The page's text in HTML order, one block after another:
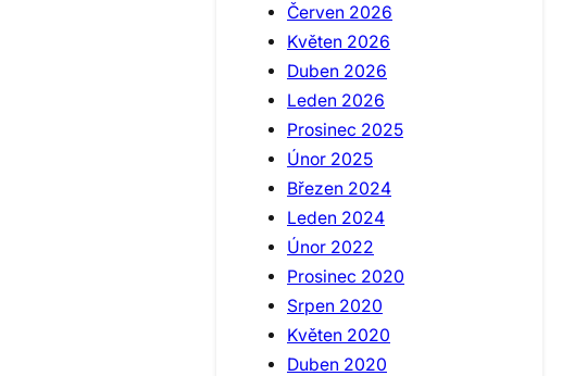
Červen 2026
Květen 2026
Duben 2026
Leden 2026
Prosinec 2025
Únor 2025
Březen 2024
Leden 2024
Únor 2022
Prosinec 2020
Srpen 2020
Květen 2020
Duben 2020